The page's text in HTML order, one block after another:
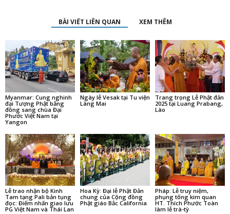
BÀI VIẾT LIÊN QUAN XEM THÊM
Myanmar: Cung nghinh
đại Tượng Phật bằng
đồng sang chùa Đại
Phước Việt Nam tại
Yangon
Ngày lễ Vesak tại Tu viện
Làng Mai
Trang trọng Lễ Phật đản
2025 tại Luang Prabang,
Lào
Lễ trao nhận bộ Kinh
Tam tạng Pali bản tụng
đọc: Điểm nhấn giao lưu
PG Việt Nam và Thái Lan
Hoa Kỳ: Đại lễ Phật Đản
chung của Cộng đồng
Phật giáo Bắc California
Pháp: Lễ truy niệm,
phụng tống kim quan
HT. Thích Phước Toàn
làm lễ trà-tỳ